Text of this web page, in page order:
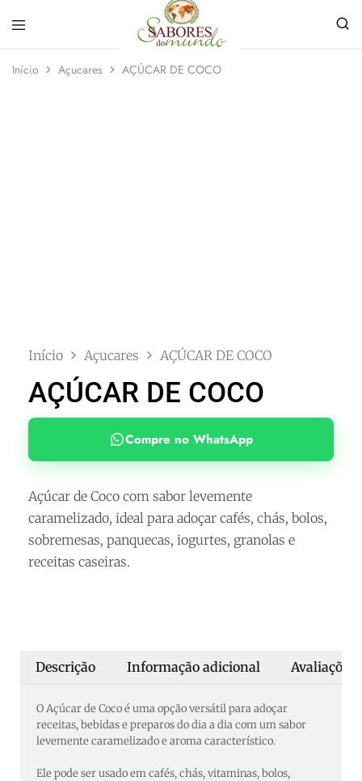
do
loja
Início Açucares AÇÚCAR DE COCO
Início Açucares AÇÚCAR DE COCO
AÇÚCAR DE COCO
Compre no WhatsApp
Açúcar de Coco com sabor levemente
caramelizado, ideal para adoçar cafés, chás, bolos,
sobremesas, panquecas, iogurtes, granolas e
receitas caseiras.
Descrição Informação adicional Avaliações
O Açúcar de Coco é uma opção versátil para adoçar
receitas, bebidas e preparos do dia a dia com um sabor
levemente caramelizado e aroma característico.
Ele pode ser usado em cafés, chás, vitaminas, bolos,